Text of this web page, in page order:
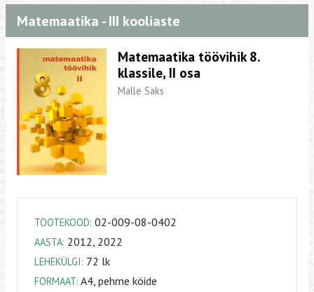
Matemaatika - III kooliaste
Matemaatika töövihik 8.
klassile, II osa
Malle Saks
TOOTEKOOD: 02-009-08-0402
AASTA: 2012, 2022
LEHEKÜLGI: 72 lk
FORMAAT: A4, pehme köide